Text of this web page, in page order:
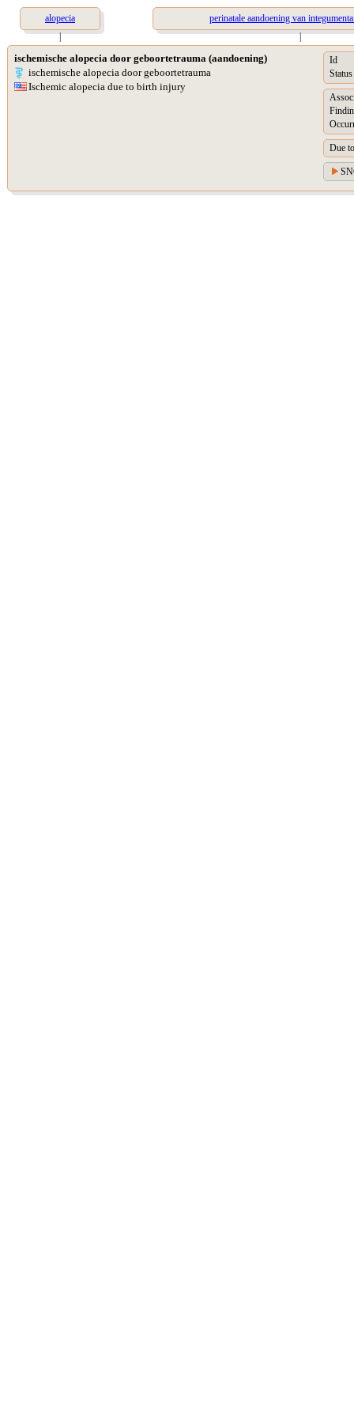
alopecia
perinatale aandoening van
|
|
ischemische alopecia door geboortetrauma (aandoening)
ischemische alopecia door geboortetrauma
Ischemic alopecia due to birth injury
Id
Status
Due to